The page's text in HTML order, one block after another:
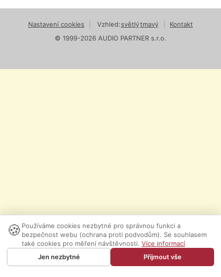
Nastavení cookies Vzhled:světlýtmavý
Kontakt
© 1999-2026 AUDIO PARTNER s.r.o.
🍪 Používáme cookies nezbytné pro správnou funkci a
bezpečnost webu (ochrana proti podvodům). Se souhlasem
také cookies pro měření návštěvnosti. Více informací
Jen nezbytné
Přijmout vše